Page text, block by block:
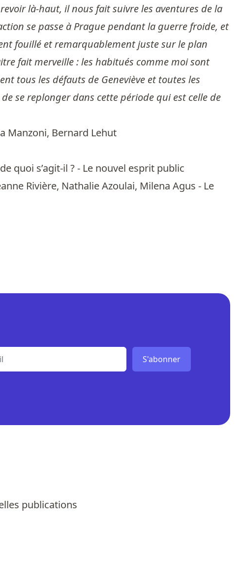
là-haut, il nous fait suivre les aventures de la
se passe à Prague pendant la guerre froide, et
fouillé et remarquablement juste sur le plan
fait merveille : les habitués comme moi sont
tous les défauts de Geneviève et toutes les
se replonger dans cette période qui est celle de
Manzoni, Bernard Lehut
quoi s’agit-il ? - Le nouvel esprit public
Rivière, Nathalie Azoulai, Milena Agus - Le
S'abonner
publications